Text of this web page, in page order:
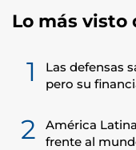
Lo más visto
1
Las defensas
pero su
2
América
frente al